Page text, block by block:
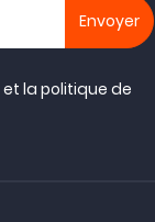
et lapolitique de